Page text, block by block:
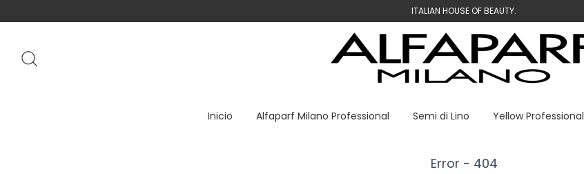
ITALIAN HOUSE OF BEAUTY.
Inicio Alfaparf Milano Professional Semi di Lino Yellow Professional
Error - 404